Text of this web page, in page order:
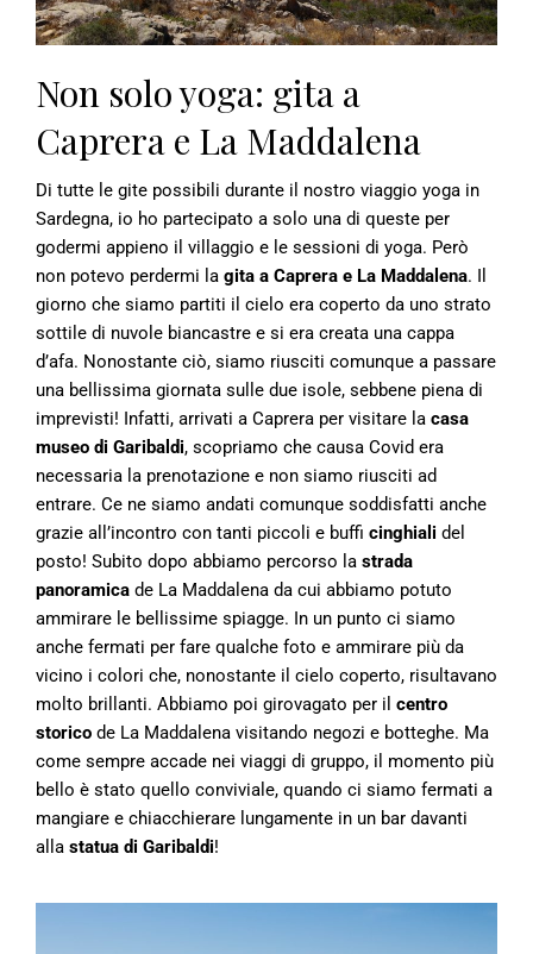
Non solo yoga: gita a
Caprera e La Maddalena
Di tutte le gite possibili durante il nostro viaggio yoga in
Sardegna, io ho partecipato a solo una di queste per
godermi appieno il villaggio e le sessioni di yoga. Però
non potevo perdermi la gita a Caprera e La Maddalena. Il
giorno che siamo partiti il cielo era coperto da uno strato
sottile di nuvole biancastre e si era creata una cappa
d’afa. Nonostante ciò, siamo riusciti comunque a passare
una bellissima giornata sulle due isole, sebbene piena di
imprevisti! Infatti, arrivati a Caprera per visitare la casa
museo di Garibaldi, scopriamo che causa Covid era
necessaria la prenotazione e non siamo riusciti ad
entrare. Ce ne siamo andati comunque soddisfatti anche
grazie all’incontro con tanti piccoli e buffi cinghiali del
posto! Subito dopo abbiamo percorso la strada
panoramica de La Maddalena da cui abbiamo potuto
ammirare le bellissime spiagge. In un punto ci siamo
anche fermati per fare qualche foto e ammirare più da
vicino i colori che, nonostante il cielo coperto, risultavano
molto brillanti. Abbiamo poi girovagato per il centro
storico de La Maddalena visitando negozi e botteghe. Ma
come sempre accade nei viaggi di gruppo, il momento più
bello è stato quello conviviale, quando ci siamo fermati a
mangiare e chiacchierare lungamente in un bar davanti
alla statua di Garibaldi!